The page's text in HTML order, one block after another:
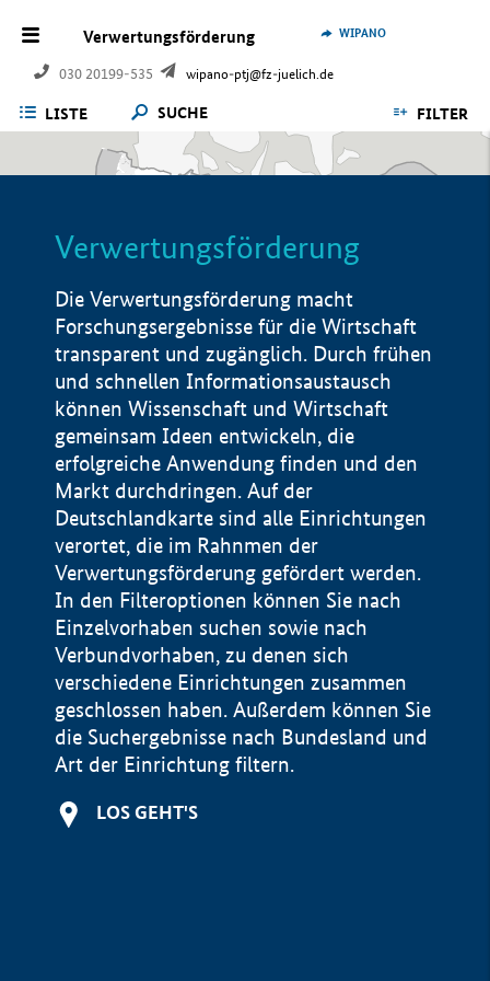
Verwertungsförderung
030 20199-535 wipano-ptj@fz-juelich.de
WIPANO
LISTE SUCHE FILTER
Verwertungsförderung
Die Verwertungsförderung macht
Forschungsergebnisse für die Wirtschaft
transparent und zugänglich. Durch frühen
und schnellen Informationsaustausch
können Wissenschaft und Wirtschaft
gemeinsam Ideen entwickeln, die
erfolgreiche Anwendung finden und den
Markt durchdringen. Auf der
Deutschlandkarte sind alle Einrichtungen
verortet, die im Rahnmen der
Verwertungsförderung gefördert werden.
In den Filteroptionen können Sie nach
Einzelvorhaben suchen sowie nach
Verbundvorhaben, zu denen sich
verschiedene Einrichtungen zusammen
geschlossen haben. Außerdem können Sie
die Suchergebnisse nach Bundesland und
Art der Einrichtung filtern.
LOS GEHT'S